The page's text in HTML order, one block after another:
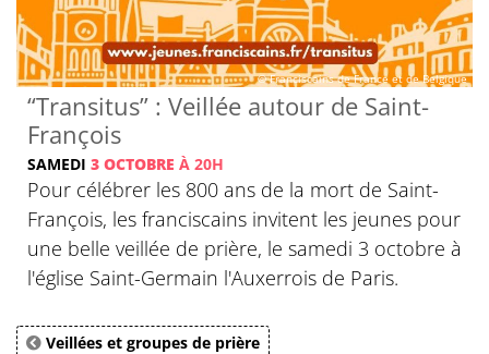
© Franciscains de France et de Belgique
“Transitus” : Veillée autour de Saint-
François
SAMEDI 3 OCTOBRE À 20H
Pour célébrer les 800 ans de la mort de Saint-
François, les franciscains invitent les jeunes pour
une belle veillée de prière, le samedi 3 octobre à
l'église Saint-Germain l'Auxerrois de Paris.
Veillées et groupes de prière